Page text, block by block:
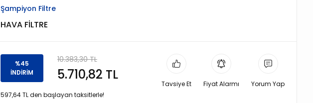
Şampiyon Filtre
HAVA FİLTRE
%45
İNDİRİM
10.383,30 TL
5.710,82 TL
597,64 TL den başlayan taksitlerle!
Tavsiye Et Fiyat Alarmı Yorum Yap